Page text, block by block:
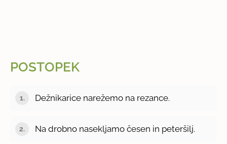
POSTOPEK
Dežnikarice narežemo na rezance.
Na drobno nasekljamo česen in peteršilj.